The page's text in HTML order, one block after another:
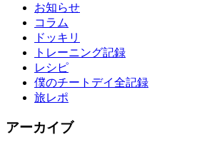
お知らせ
コラム
ドッキリ
トレーニング記録
レシピ
僕のチートデイ全記録
旅レポ
アーカイブ